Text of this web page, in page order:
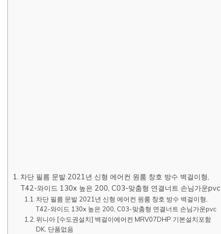
차단 필름 문발 2021년 신형 에어컨 원룸 창호 방수 벽걸이형,
T42-와이드 130x 높은 200, C03-맞춤형 연결너트 손님가운pvc
차단 필름 문발 2021년 신형 에어컨 원룸 창호 방수 벽걸이형,
T42-와이드 130x 높은 200, C03-맞춤형 연결너트 손님가운pvc
위니아 [수도권설치] 벽걸이에어컨 MRV07DHP 기본설치포함
DK, 단품없음